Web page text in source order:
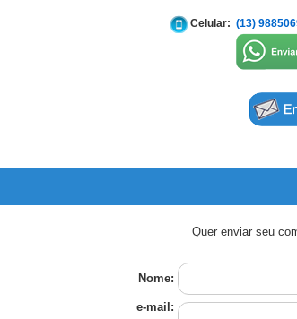
Celular: (13)
Quer enviar seu
Nome:
e-mail: